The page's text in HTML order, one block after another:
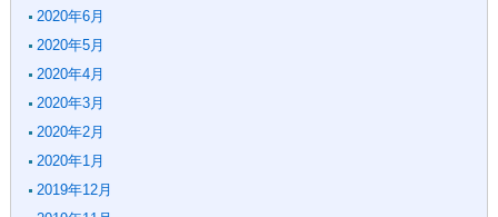
2020年6月
2020年5月
2020年4月
2020年3月
2020年2月
2020年1月
2019年12月